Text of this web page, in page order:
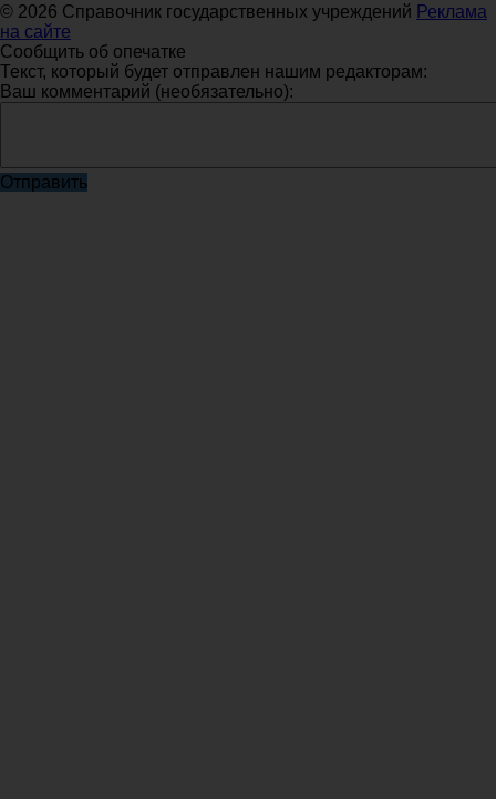
© 2026 Справочник государственных учреждений Реклама
на сайте
Сообщить об опечатке
Текст, который будет отправлен нашим редакторам:
Ваш комментарий (необязательно):
Отправить